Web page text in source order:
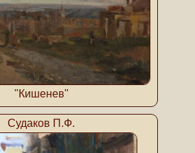
"Кишенев"
Судаков П.Ф.